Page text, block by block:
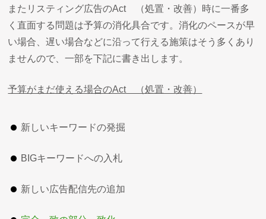
またリスティング広告のAct （処置・改善）時に一番多
く直面する問題は予算の消化具合です。消化のペースが早
い場合、遅い場合などに沿って行える施策はそう多くあり
ませんので、一部を下記に書き出します。
予算がまだ使える場合のAct （処置・改善）
新しいキーワードの発掘
BIGキーワードへの入札
新しい広告配信先の追加